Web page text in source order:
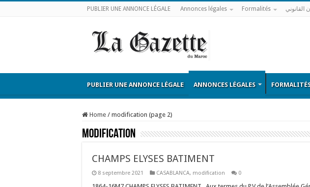
PUBLIER UNE ANNONCE LÉGALE Annonces légales Formalités القانوني
PUBLIER UNE ANNONCE LÉGALE ANNONCES LÉGALES
Home / modification (page 2)
modification
CHAMPS ELYSES BATIMENT
8 septembre 2021 CASABLANCA, modification 0